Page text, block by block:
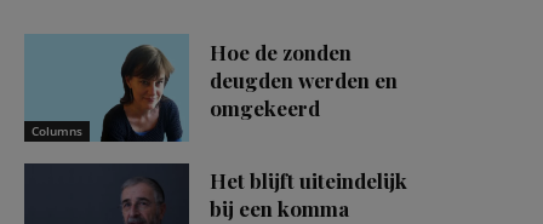
Columns
Hoe de zonden
deugden werden en
omgekeerd
Het blijft uiteindelijk
bij een komma